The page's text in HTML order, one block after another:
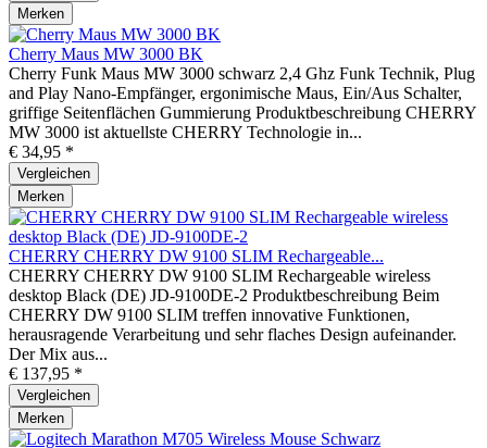
Merken
Cherry Maus MW 3000 BK
Cherry Funk Maus MW 3000 schwarz 2,4 Ghz Funk Technik, Plug
and Play Nano-Empfänger, ergonimische Maus, Ein/Aus Schalter,
griffige Seitenflächen Gummierung Produktbeschreibung CHERRY
MW 3000 ist aktuellste CHERRY Technologie in...
€ 34,95 *
Vergleichen
Merken
CHERRY CHERRY DW 9100 SLIM Rechargeable...
CHERRY CHERRY DW 9100 SLIM Rechargeable wireless
desktop Black (DE) JD-9100DE-2 Produktbeschreibung Beim
CHERRY DW 9100 SLIM treffen innovative Funktionen,
herausragende Verarbeitung und sehr flaches Design aufeinander.
Der Mix aus...
€ 137,95 *
Vergleichen
Merken